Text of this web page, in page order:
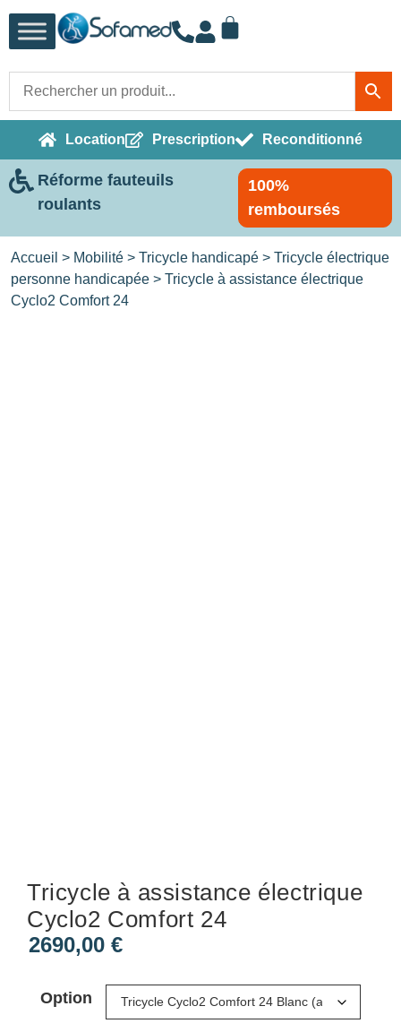
Location Prescription Reconditionné
Réforme fauteuils
roulants
100%
remboursés
Accueil > Mobilité > Tricycle handicapé > Tricycle électrique
personne handicapée > Tricycle à assistance électrique
Cyclo2 Comfort 24
Tricycle à assistance électrique
Cyclo2 Comfort 24
2690,00 €
Option